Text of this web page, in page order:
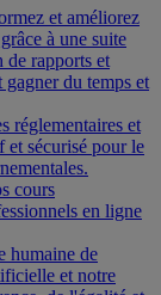
et améliorez
à une suite
de rapports et
du temps et
réglementaires et
sécurisé pour le
cours
en ligne
humaine de
et notre